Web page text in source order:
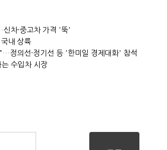
차·중고차 가격 '뚝'
내 상륙
정의선·정기선 등 '한미일 경제대화' 참석
수입차 시장